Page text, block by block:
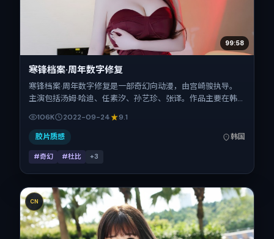
99:58
寒锋档案·周年数字修复
寒锋档案·周年数字修复是一部奇幻向动漫，由宫崎骏执导。
主演包括汤姆·哈迪、任素汐、孙艺珍、张译。作品主要在韩
2022-09-24，正片时长101分钟。
106K 2022-09-24 9.1
胶片质感 韩国
#奇幻 #杜比 +3
CN